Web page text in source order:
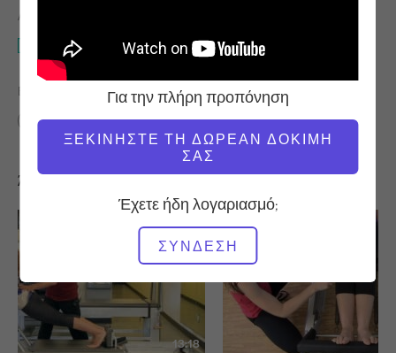
Για την πλήρη προπόνηση
ΞΕΚΙΝΉΣΤΕ ΤΗ ΔΩΡΕΆΝ ΔΟΚΙΜΉ
ΣΑΣ
Έχετε ήδη λογαριασμό;
ΣΎΝΔΕΣΗ
ΑΠΑΙΤΟΎΜΕΝΟΣ ΕΞΟΠΛΙΣΜΌΣ
Reformer
ΒΡΕΊΤΕ ΠΑΡΌΜΟΙΕΣ ΤΆΞΕΙΣ ΓΙΑ
0 - 10 λεπτά
Reformer
Άλλες προπονήσεις που μπορεί να σας αρέσουν
13:18